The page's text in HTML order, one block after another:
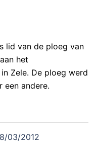
lid van de ploeg van
het
Zele. De ploeg werd
een andere.
03/2012